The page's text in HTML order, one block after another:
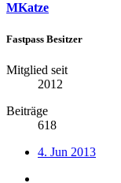
MKatze
Fastpass Besitzer
Mitglied seit
2012
Beiträge
618
4. Jun 2013